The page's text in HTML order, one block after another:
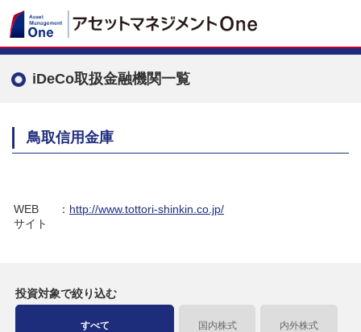
iDeCo取扱金融機関一覧
鳥取信用金庫
WEB
サイト
： http://www.tottori-shinkin.co.jp/
投資対象で絞り込む
すべて 国内株式 内外株式